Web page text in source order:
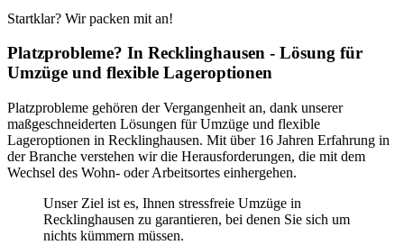
Startklar? Wir packen mit an!
Platzprobleme? In Recklinghausen - Lösung für
Umzüge und flexible Lageroptionen
Platzprobleme gehören der Vergangenheit an, dank unserer
maßgeschneiderten Lösungen für Umzüge und flexible
Lageroptionen in Recklinghausen. Mit über 16 Jahren Erfahrung in
der Branche verstehen wir die Herausforderungen, die mit dem
Wechsel des Wohn- oder Arbeitsortes einhergehen.
Unser Ziel ist es, Ihnen stressfreie Umzüge in
Recklinghausen zu garantieren, bei denen Sie sich um
nichts kümmern müssen.